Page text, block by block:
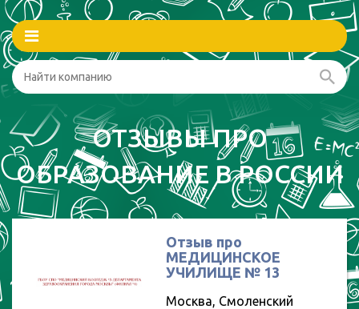
ОТЗЫВЫ ПРО
ОБРАЗОВАНИЕ В РОССИИ
Отзыв про
МЕДИЦИНСКОЕ
УЧИЛИЩЕ № 13
Москва, Смоленский